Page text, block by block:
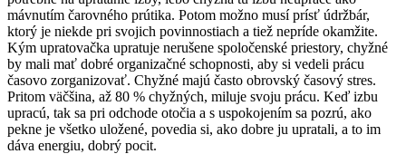
mávnutím čarovného prútika. Potom možno musí prísť údržbár,
ktorý je niekde pri svojich povinnostiach a tiež nepríde okamžite.
Kým upratovačka upratuje nerušene spoločenské priestory, chyžné
by mali mať dobré organizačné schopnosti, aby si vedeli prácu
časovo zorganizovať. Chyžné majú často obrovský časový stres.
Pritom väčšina, až 80 % chyžných, miluje svoju prácu. Keď izbu
upracú, tak sa pri odchode otočia a s uspokojením sa pozrú, ako
pekne je všetko uložené, povedia si, ako dobre ju upratali, a to im
dáva energiu, dobrý pocit.